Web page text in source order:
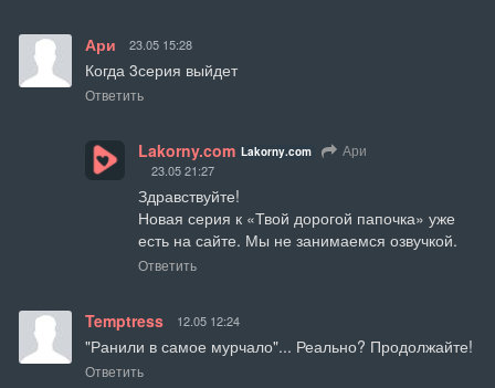
Ари 23.05 15:28
Когда 3серия выйдет
Ответить
Lakorny.com Lakorny.com Ари
23.05 21:27
Здравствуйте!
Новая серия к «Твой дорогой папочка» уже
есть на сайте. Мы не занимаемся озвучкой.
Ответить
Temptress 12.05 12:24
"Ранили в самое мурчало"... Реально? Продолжайте!
Ответить